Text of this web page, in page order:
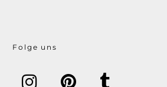
Folge uns